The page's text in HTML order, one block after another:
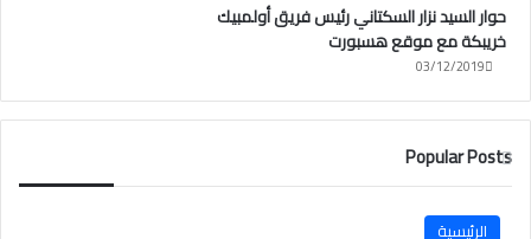
حوار السيد نزار السكتاني رئيس فريق أولمبيك
خريبكة مع موقع هسبورت
03/12/2019
Popular Posts
الرئيسية